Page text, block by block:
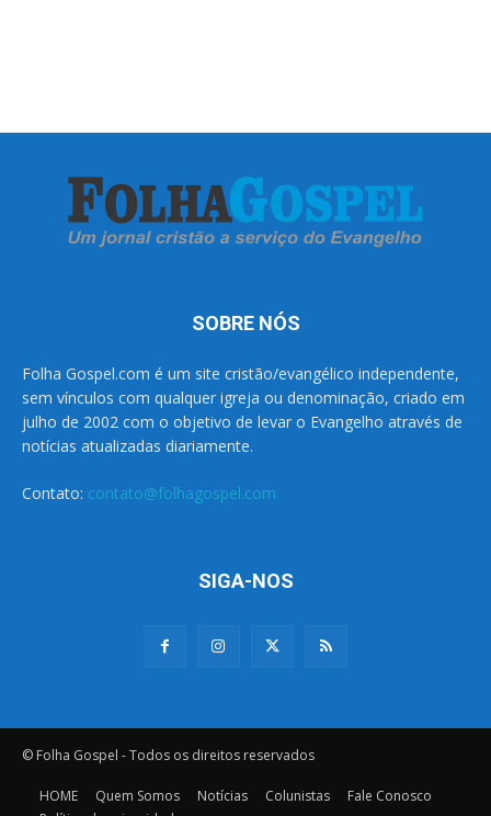
SOBRE NÓS
Folha Gospel.com é um site cristão/evangélico independente,
sem vínculos com qualquer igreja ou denominação, criado em
julho de 2002 com o objetivo de levar o Evangelho através de
notícias atualizadas diariamente.
Contato: contato@folhagospel.com
SIGA-NOS
© Folha Gospel - Todos os direitos reservados
HOME Quem Somos Notícias Colunistas
Fale Conosco